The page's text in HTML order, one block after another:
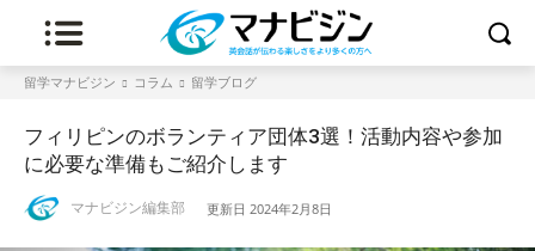
留学マナビジン コラム 留学ブログ
フィリピンのボランティア団体3選！活動内容や参加
に必要な準備もご紹介します
マナビジン編集部 更新日 2024年2月8日